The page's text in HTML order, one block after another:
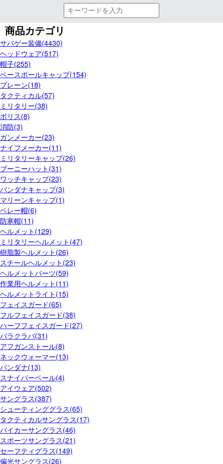
商品カテゴリ
サバゲー装備(4430)
ヘッドウェア(517)
帽子(255)
ベースボールキャップ(154)
プレーン(18)
タクティカル(57)
ミリタリー(38)
ポリス(8)
消防(3)
ガンメーカー(23)
ナイフメーカー(11)
ミリタリーキャップ(26)
ブーニーハット(31)
ワッチキャップ(23)
バンダナキャップ(3)
マリーンキャップ(1)
ベレー帽(6)
防寒帽(11)
ヘルメット(129)
ミリタリーヘルメット(47)
樹脂製ヘルメット(26)
スチールヘルメット(23)
ヘルメットパーツ(59)
作業用ヘルメット(11)
ヘルメットライト(15)
フェイスガード(65)
フルフェイスガード(38)
ハーフフェイスガード(27)
バラクラバ(31)
アフガンストール(8)
ネックウォーマー(13)
バンダナ(13)
スナイパーベール(4)
アイウェア(502)
サングラス(387)
シューティンググラス(65)
タクティカルサングラス(17)
バイカーサングラス(46)
スポーツサングラス(21)
セーフティグラス(149)
偏光サングラス(26)